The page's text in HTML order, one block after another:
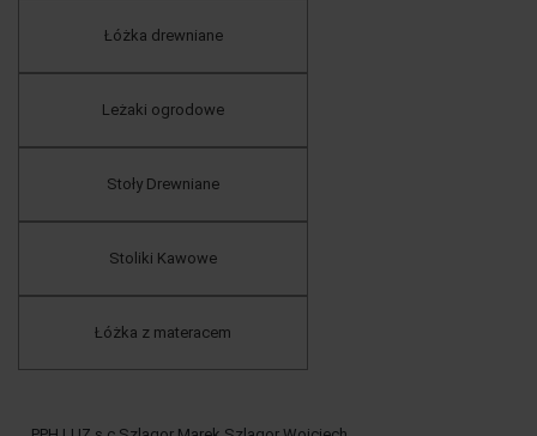
Łóżka drewniane
Leżaki ogrodowe
Stoły Drewniane
Stoliki Kawowe
Łóżka z materacem